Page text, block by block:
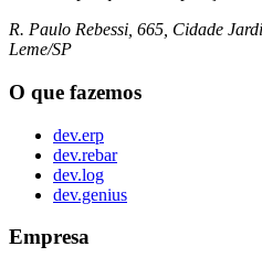
R. Paulo Rebessi, 665, Cidade
Leme/SP
O que fazemos
dev.erp
dev.rebar
dev.log
dev.genius
Empresa